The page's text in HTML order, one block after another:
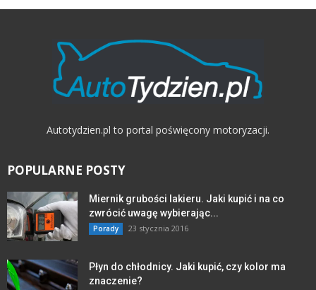
Autotydzien.pl to portal poświęcony motoryzacji.
POPULARNE POSTY
Miernik grubości lakieru. Jaki kupić i na co
zwrócić uwagę wybierając...
Porady 23 stycznia 2016
Płyn do chłodnicy. Jaki kupić, czy kolor ma
znaczenie?